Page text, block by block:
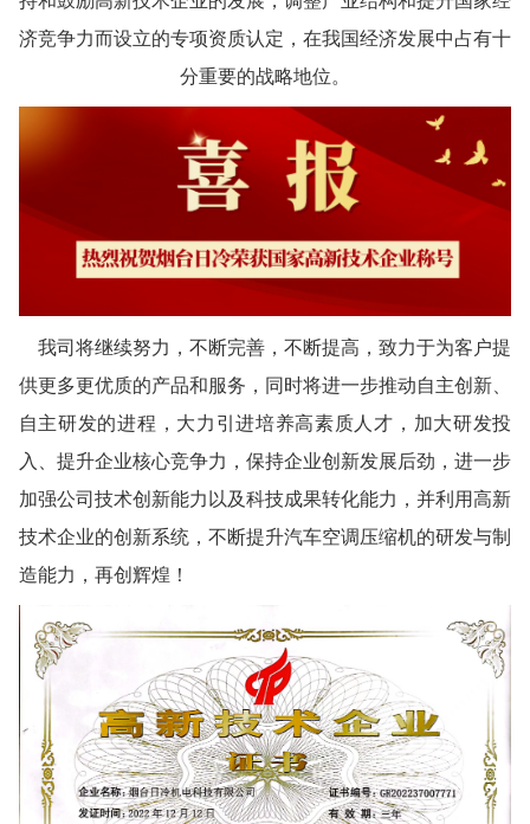
济竞争力而设立的专项资质认定，在我国经济发展中占有十
分重要的战略地位。
我司将继续努力，不断完善，不断提高，致力于为客户提
供更多更优质的产品和服务，同时将进一步推动自主创新、
自主研发的进程，大力引进培养高素质人才，加大研发投
入、提升企业核心竞争力，保持企业创新发展后劲，进一步
加强公司技术创新能力以及科技成果转化能力，并利用高新
技术企业的创新系统，不断提升汽车空调压缩机的研发与制
造能力，再创辉煌！